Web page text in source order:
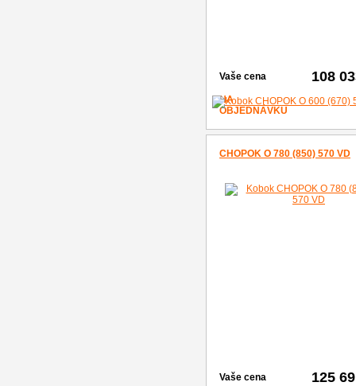
Vaše cena 108
NA
OBJEDNÁVKU
CHOPOK O 780 (850) 570 VD
Vaše cena 125